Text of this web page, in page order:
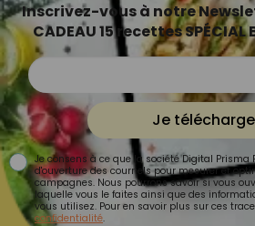
Inscrivez-vous à notre
CADEAU 15 recettes SPÉCIAL
Je télécharge
Je consens à ce que la société Digital Prisma
d'ouverture des courriels pour mesurer et
campagnes. Nous pourrons savoir si vous
laquelle vous le faites ainsi que des
vous utilisez. Pour en savoir plus sur ces
confidentialité.